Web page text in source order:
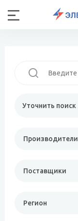
Уточнить поиск
Производители
Поставщики
Регион